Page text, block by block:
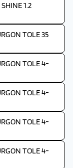
1.2
TOLE 35
TOLE 4-
TOLE 4-
TOLE 4-
TOLE 4-